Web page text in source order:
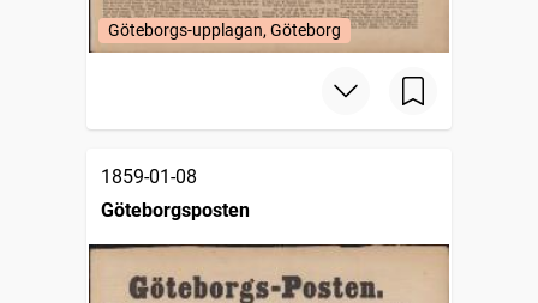
Göteborgs-upplagan, Göteborg
1859-01-08
Göteborgsposten